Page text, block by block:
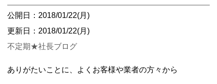
公開日：2018/01/22(月)
更新日：2018/01/22(月)
不定期★社長ブログ
ありがたいことに、よくお客様や業者の方々から